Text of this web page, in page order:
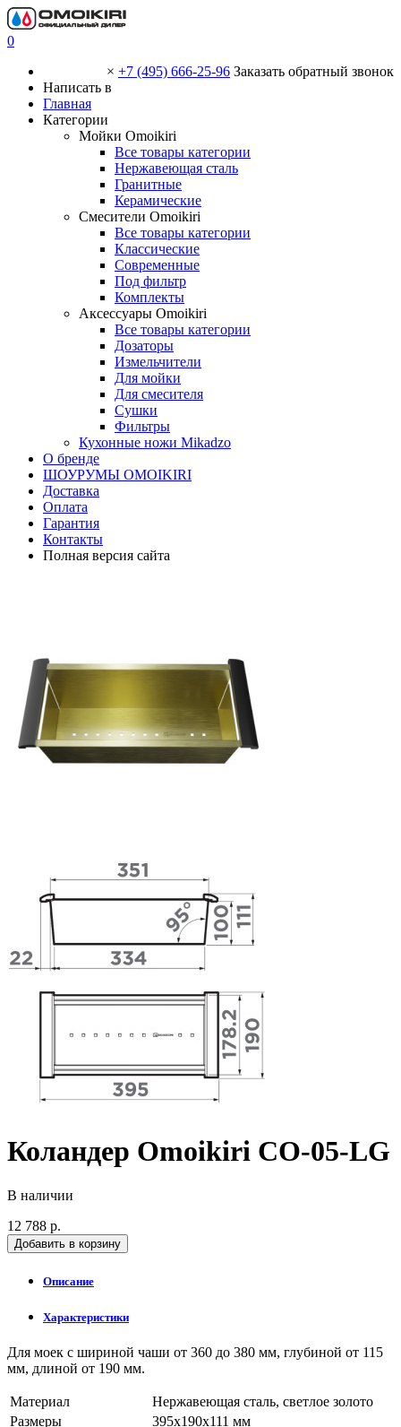
0
× +7 (495) 666-25-96 Заказать обратный звонок
Написать в
Главная
Категории
Мойки Omoikiri
Все товары категории
Нержавеющая сталь
Гранитные
Керамические
Смесители Omoikiri
Все товары категории
Классические
Современные
Под фильтр
Комплекты
Аксессуары Omoikiri
Все товары категории
Дозаторы
Измельчители
Для мойки
Для смесителя
Сушки
Фильтры
Кухонные ножи Mikadzo
О бренде
ШОУРУМЫ OMOIKIRI
Доставка
Оплата
Гарантия
Контакты
Полная версия сайта
Коландер Omoikiri CO-05-LG
В наличии
12 788 р.
Добавить в корзину
Описание
Характеристики
Для моек с шириной чаши от 360 до 380 мм, глубиной от 115
мм, длиной от 190 мм.
Материал
Нержавеющая сталь, светлое золото
Размеры
395x190x111 мм